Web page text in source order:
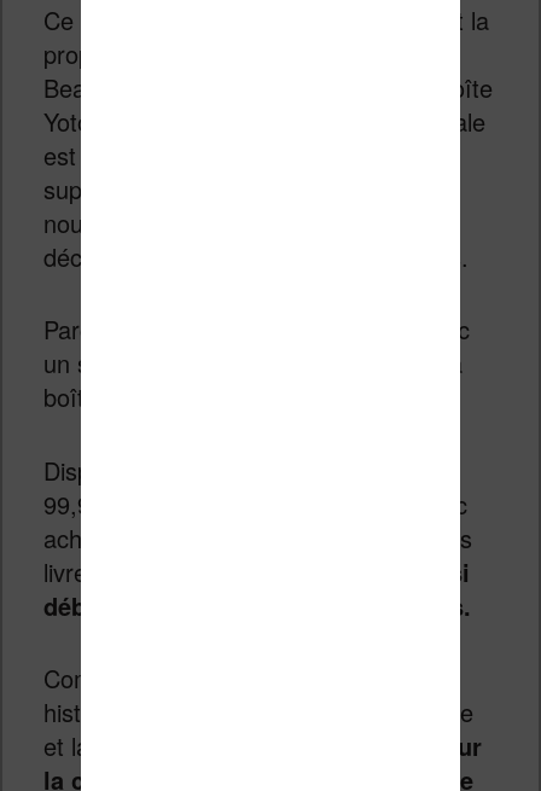
Ce qui est plus curieux également c’est la
proposition d’albums de musique des
Beatles, Elton John ou Queen sur la boîte
Yoto. Mais après tout, la culture musicale
est aussi importante et avec la fin du
support CD, il faut bien proposer un
nouveau format audio pour faciliter la
découverte musicale par les plus petits.
Parce que la boîte Yoto fonctionne avec
un système de cartes à insérer dans la
boîte.
Disponible entre 69,99€ (Yoto Mini) et
99,99 (Yoto Player), il vous faudra donc
acheter la boîte, qui permet de jouer les
livres audio et, bien sûr,
il faudra aussi
débourser de l’argent pour les livres.
Comptez, par exemple, 39,99€ pour 6
histoires de Roald Dahl (Matilda, Charlie
et la Chocolaterie, etc.) ou
209,99€ pour
la collection complète des 7 livres de